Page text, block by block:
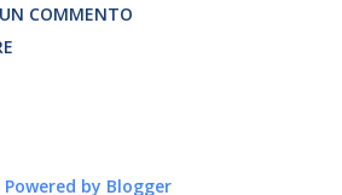
Club Roma Sud-Est che festeggia
Un’occasione per raccontare al
COMMENTO
Powered by Blogger